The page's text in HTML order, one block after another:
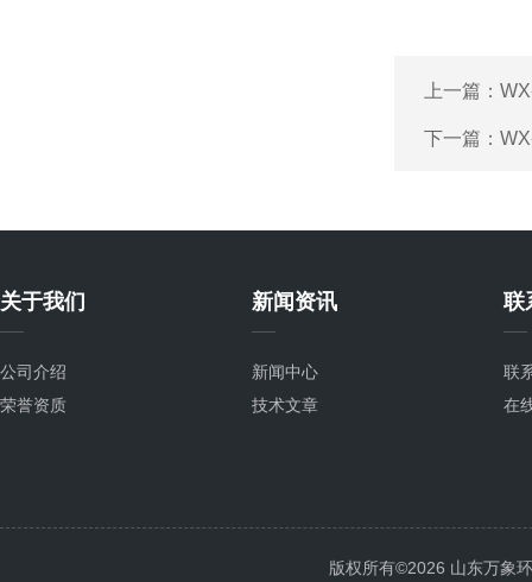
上一篇：
下一篇：
关于我们
公司介绍
荣誉资质
新闻资讯
新闻中心
技术文章
联
联
在
版权所有©2026 山东万象